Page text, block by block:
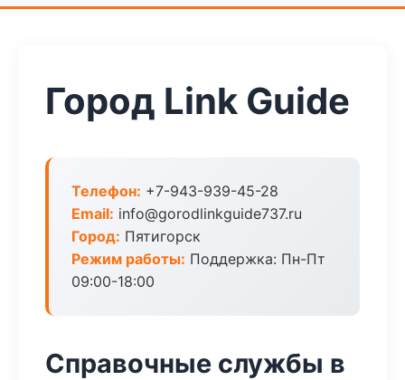
Город Link Guide
Телефон: +7-943-939-45-28
Email: info@gorodlinkguide737.ru
Город: Пятигорск
Режим работы: Поддержка: Пн-Пт
09:00-18:00
Справочные службы в